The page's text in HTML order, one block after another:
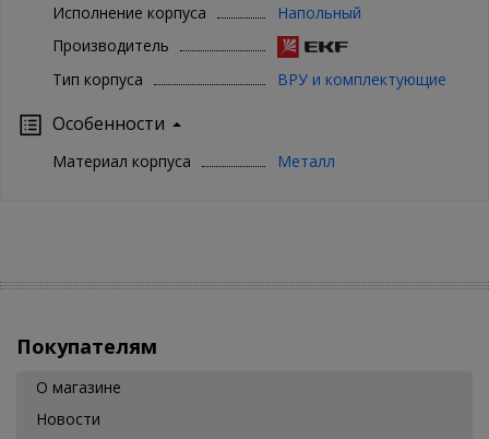
Исполнение корпуса
Напольный
Производитель
Тип корпуса
ВРУ и комплектующие
Особенности
Материал корпуса Металл
Покупателям
О магазине
Новости